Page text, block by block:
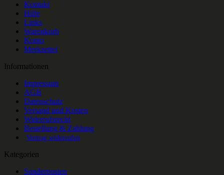
Kontakt
Hilfe
Links
Warenkorb
Konto
Merkzettel
Informationen
Impressum
AGB
Datenschutz
Versand und Kosten
Widerrufsrecht
Bestellung & Zahlung
Vertrag widerrufen
Kategorien
Sonderposten